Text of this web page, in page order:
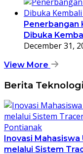
Penerbangan
Dibuka
December 31,
View More
Berita Teknologi
Inovasi
melalui Sistem